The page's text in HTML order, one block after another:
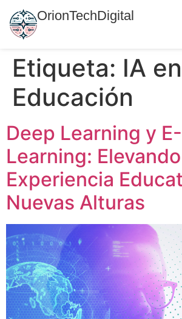
OrionTechDigital
Etiqueta: IA en
Educación
Deep Learning y E-
Learning:
Experiencia
Nuevas Alturas